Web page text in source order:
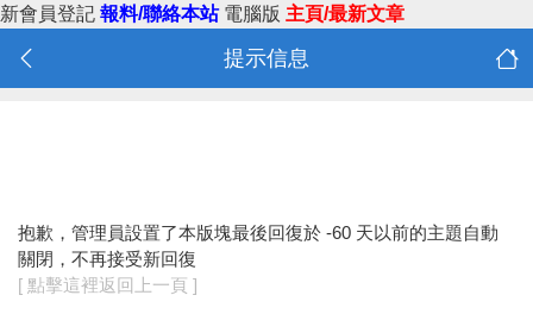
新會員登記 報料/聯絡本站 電腦版 主頁/最新文章
提示信息
抱歉，管理員設置了本版塊最後回復於 -60 天以前的主題自動
關閉，不再接受新回復
[ 點擊這裡返回上一頁 ]